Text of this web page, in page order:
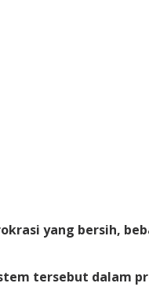
yang bersih,
tersebut dalam